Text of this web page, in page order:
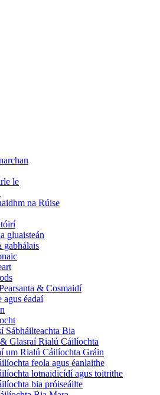
le
na Rúise
gluaisteán
& Cosmaidí
agus éadaí
Sábháilteachta Bia
Glasraí Rialú Cáilíochta
um Rialú Cáilíochta Gráin
feola agus éanlaithe
lotnaidicídí agus toitrithe
bia próiseáilte